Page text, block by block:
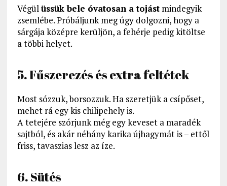
Végülüssük bele óvatosan a tojástmindegyik
zsemlébe. Próbáljunk meg úgy dolgozni, hogy a
sárgája középre kerüljön, a fehérje pedig kitöltse
a többi helyet.
5. Fűszerezés és extra feltétek
Most sózzuk, borsozzuk. Ha szeretjük a csípőset,
mehet rá egy kis chilipehely is.
A tetejére szórjunk még egy keveset a maradék
sajtból, és akár néhány karika újhagymát is – ettől
friss, tavaszias lesz az íze.
6. Sütés